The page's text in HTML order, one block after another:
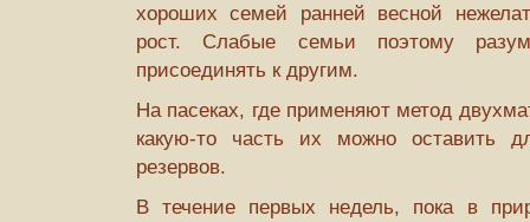
хороших семей ранней весной
рост. Слабые семьи поэтому
присоединять к другим.
На пасеках, где применяют метод
какую-то часть их можно оставить
резервов.
В течение первых недель, пока в